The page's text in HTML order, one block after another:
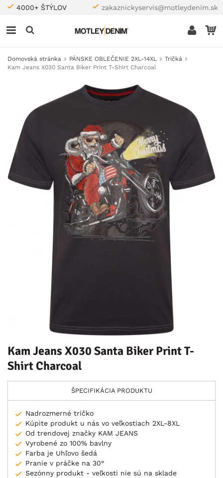
4000+ ŠTÝLOV zakaznickyservis@motleydenim.sk
Domovská stránka PÁNSKE OBLEČENIE 2XL-14XL
Tričká
Kam Jeans X030 Santa Biker Print T-Shirt Charcoal
Kam Jeans X030 Santa Biker Print T-
Shirt Charcoal
ŠPECIFIKÁCIA PRODUKTU
Nadrozmerné tričko
Kúpite produkt u nás vo veľkostiach 2XL-8XL
Od trendovej značky KAM JEANS
Vyrobené zo 100% bavlny
Farba je Uhľovo šedá
Pranie v práčke na 30°
Sezónny produkt - veľkosti nie sú na sklade